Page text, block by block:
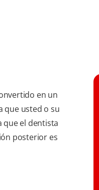
en un
que usted o su
que el dentista
posterior es